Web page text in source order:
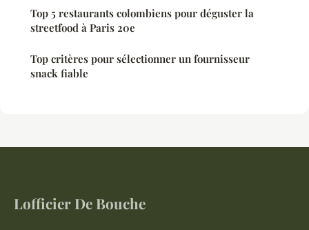
Top 5 restaurants colombiens pour déguster la
streetfood à Paris 20e
Top critères pour sélectionner un fournisseur
snack fiable
Lofficier De Bouche